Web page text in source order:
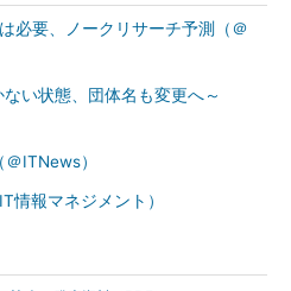
必要、ノークリサーチ予測（＠
い状態、団体名も変更へ～
ITNews）
情報マネジメント）